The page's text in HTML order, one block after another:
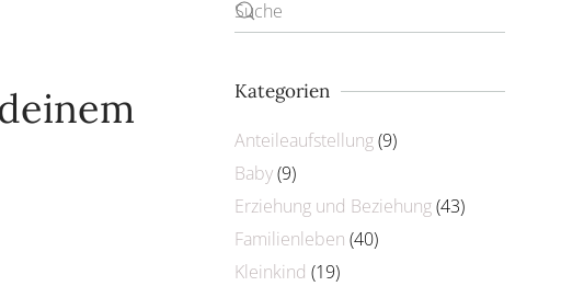
Kategorien
Anteileaufstellung(9)
Baby(9)
Erziehung und Beziehung(43)
Familienleben (40)
Kleinkind (19)